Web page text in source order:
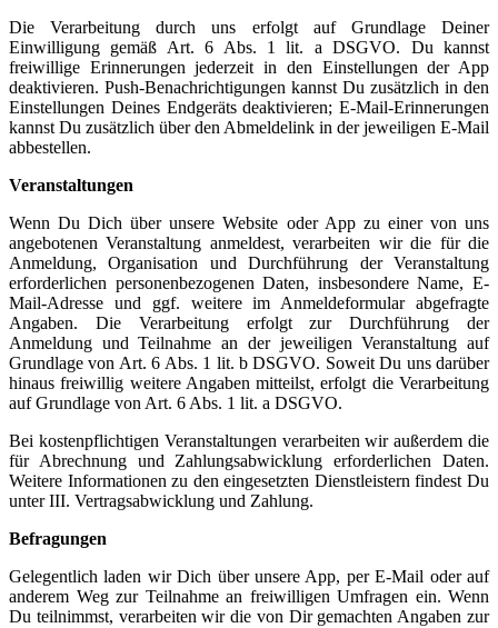
Die Verarbeitung durch uns erfolgt auf Grundlage Deiner
Einwilligung gemäß Art. 6 Abs. 1 lit. a DSGVO. Du kannst
freiwillige Erinnerungen jederzeit in den Einstellungen der App
deaktivieren. Push-Benachrichtigungen kannst Du zusätzlich in den
Einstellungen Deines Endgeräts deaktivieren; E-Mail-Erinnerungen
kannst Du zusätzlich über den Abmeldelink in der jeweiligen E-Mail
abbestellen.
Veranstaltungen
Wenn Du Dich über unsere Website oder App zu einer von uns
angebotenen Veranstaltung anmeldest, verarbeiten wir die für die
Anmeldung, Organisation und Durchführung der Veranstaltung
erforderlichen personenbezogenen Daten, insbesondere Name, E-
Mail-Adresse und ggf. weitere im Anmeldeformular abgefragte
Angaben. Die Verarbeitung erfolgt zur Durchführung der
Anmeldung und Teilnahme an der jeweiligen Veranstaltung auf
Grundlage von Art. 6 Abs. 1 lit. b DSGVO. Soweit Du uns darüber
hinaus freiwillig weitere Angaben mitteilst, erfolgt die Verarbeitung
auf Grundlage von Art. 6 Abs. 1 lit. a DSGVO.
Bei kostenpflichtigen Veranstaltungen verarbeiten wir außerdem die
für Abrechnung und Zahlungsabwicklung erforderlichen Daten.
Weitere Informationen zu den eingesetzten Dienstleistern findest Du
unter III. Vertragsabwicklung und Zahlung.
Befragungen
Gelegentlich laden wir Dich über unsere App, per E-Mail oder auf
anderem Weg zur Teilnahme an freiwilligen Umfragen ein. Wenn
Du teilnimmst, verarbeiten wir die von Dir gemachten Angaben zur